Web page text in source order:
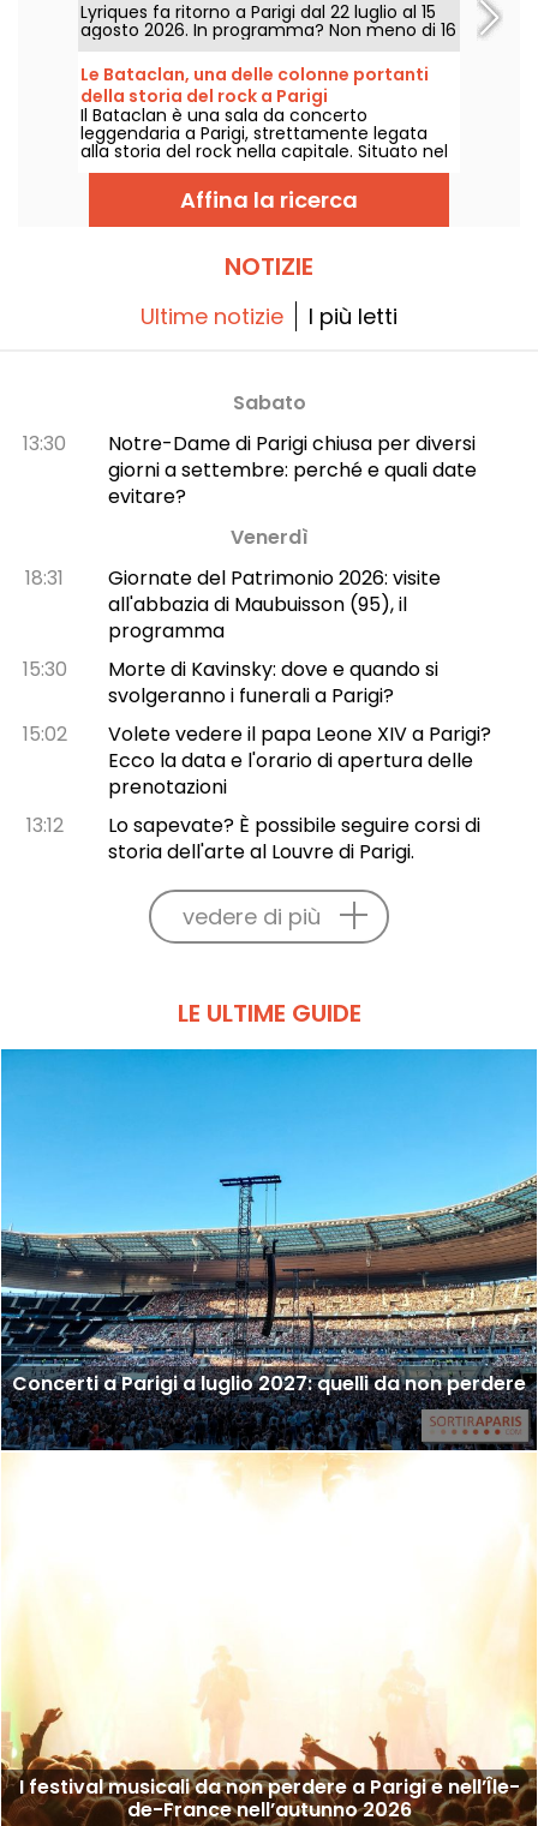
Lyriques fa ritorno a Parigi dal 22 luglio al 15
agosto 2026. In programma? Non meno di 16
concerti organizzati nelle Arènes di
Montmartre, una cornice idilliaca per
ascoltare i grandi classici.
Le Bataclan, una delle colonne portanti
della storia del rock a Parigi
Il Bataclan è una sala da concerto
leggendaria a Parigi, strettamente legata
alla storia del rock nella capitale. Situato nel
vivace XI arrondissement, resta un luogo
emblematico della scena parigina.
Affina la ricerca
NOTIZIE
Ultime notizie I più letti
Sabato
13:30
Notre-Dame di Parigi chiusa per diversi
giorni a settembre: perché e quali date
evitare?
Venerdì
18:31
Giornate del Patrimonio 2026: visite
all'abbazia di Maubuisson (95), il
programma
15:30
Morte di Kavinsky: dove e quando si
svolgeranno i funerali a Parigi?
15:02
Volete vedere il papa Leone XIV a Parigi?
Ecco la data e l'orario di apertura delle
prenotazioni
13:12
Lo sapevate? È possibile seguire corsi di
storia dell'arte al Louvre di Parigi.
vedere di più
LE ULTIME GUIDE
Concerti a Parigi a luglio 2027: quelli da non perdere
I festival musicali da non perdere a Parigi e nell’Île-
de-France nell’autunno 2026